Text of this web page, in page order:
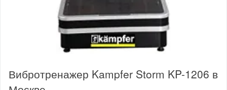
Вибротренажер Kampfer Storm KP-1206 в